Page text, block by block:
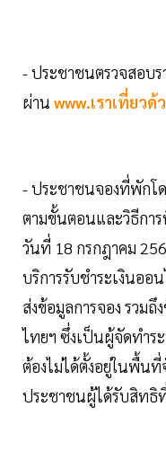
- ประชาชนตรวจสอบร
ผ่าน www.เราเที่ยว
- ประชาชนจองที่พักโ
ตามขั้นตอนและวิธีกา
วันที่ 18 กรกฎาคม
บริการรับชำระเงินออ
ส่งข้อมูลการจอง รวม
ไทยฯ ซึ่งเป็นผู้จัดทำร
ต้องไม่ได้ตั้งอยู่ในพื้น
ประชาชนผู้ได้รับสิทธิ